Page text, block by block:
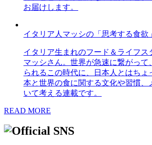
お届けします。
イタリア人マッシの「思考する食欲」
イタリア生まれのフード＆ライフス
マッシさん。世界が急速に繋がって
られるこの時代に、日本人とはちょ
本と世界の食に関する文化や習慣、
いて考える連載です。
READ MORE